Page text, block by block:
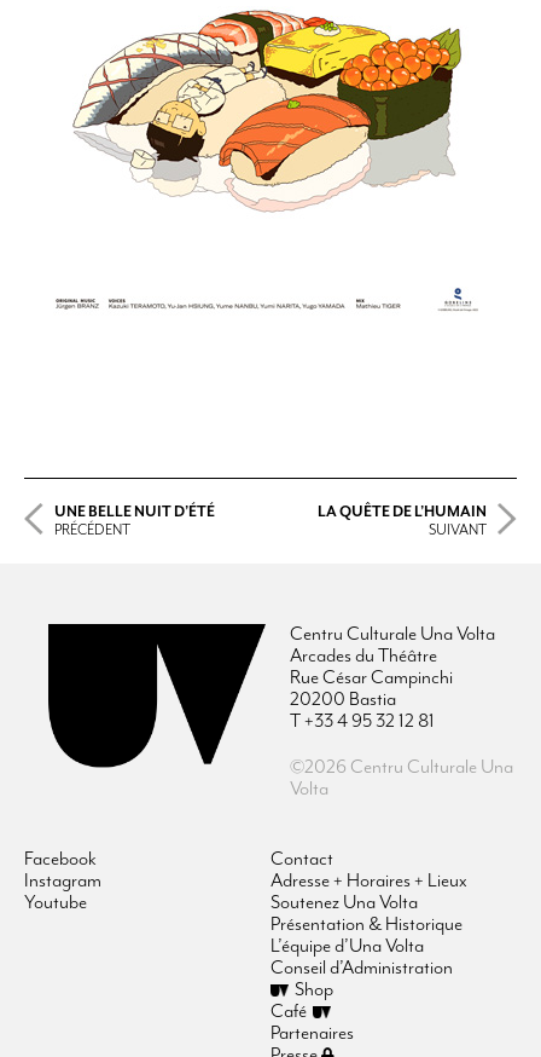
UNE BELLE NUIT D’ÉTÉ
PRÉCÉDENT
LA QUÊTE DE L’HUMAIN
SUIVANT
Centru Culturale Una Volta
Arcades du Théâtre
Rue César Campinchi
20200 Bastia
T +33 4 95 32 12 81
©2026 Centru Culturale Una
Volta
Facebook
Instagram
Youtube
Contact
Adresse + Horaires + Lieux
Soutenez Una Volta
Présentation & Historique
L’équipe d’Una Volta
Conseil d’Administration
Shop
Café
Partenaires